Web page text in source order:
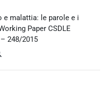
e malattia: le parole e i
Paper CSDLE
– 248/2015